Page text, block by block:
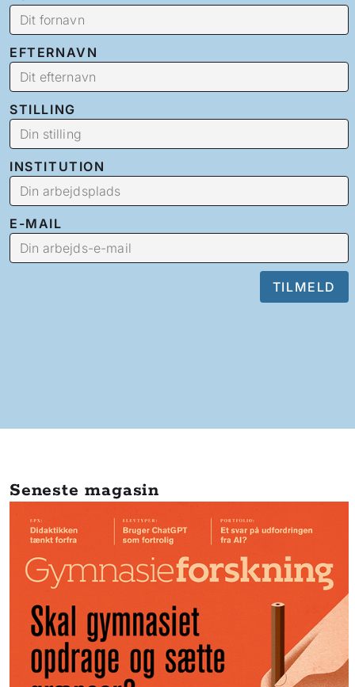
EFTERNAVN
STILLING
INSTITUTION
E-MAIL
Seneste magasin